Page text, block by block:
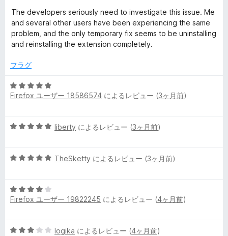
価
The developers seriously need to investigate this issue. Me
and several other users have been experiencing the same
problem, and the only temporary fix seems to be uninstalling
and reinstalling the extension completely.
フラグ
5
段
5
価
Firefox ユーザー 18586574 によるレビュー (3ヶ月前)
5
中
評
価
liberty によるレビュー (3ヶ月前)
5
中
5
価
TheSketty によるレビュー (3ヶ月前)
5
段
4
Firefox ユーザー 19822245 によるレビュー (4ヶ月前)
5 logika によるレビュー (4ヶ月前)